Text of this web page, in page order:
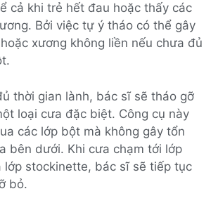
cả khi trẻ hết đau hoặc thấy các
Bởi việc tự ý tháo có thể gây
xương không liền nếu chưa đủ
thời gian lành, bác sĩ sẽ tháo gỡ
loại cưa đặc biệt. Công cụ này
các lớp bột mà không gây tổn
bên dưới. Khi cưa chạm tới lớp
lớp stockinette, bác sĩ sẽ tiếp tục
bỏ.